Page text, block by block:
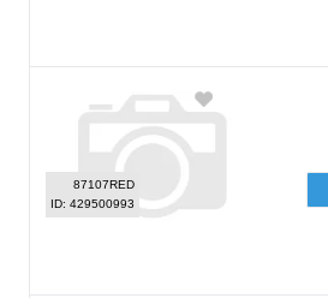
87107RED
ID: 429500993